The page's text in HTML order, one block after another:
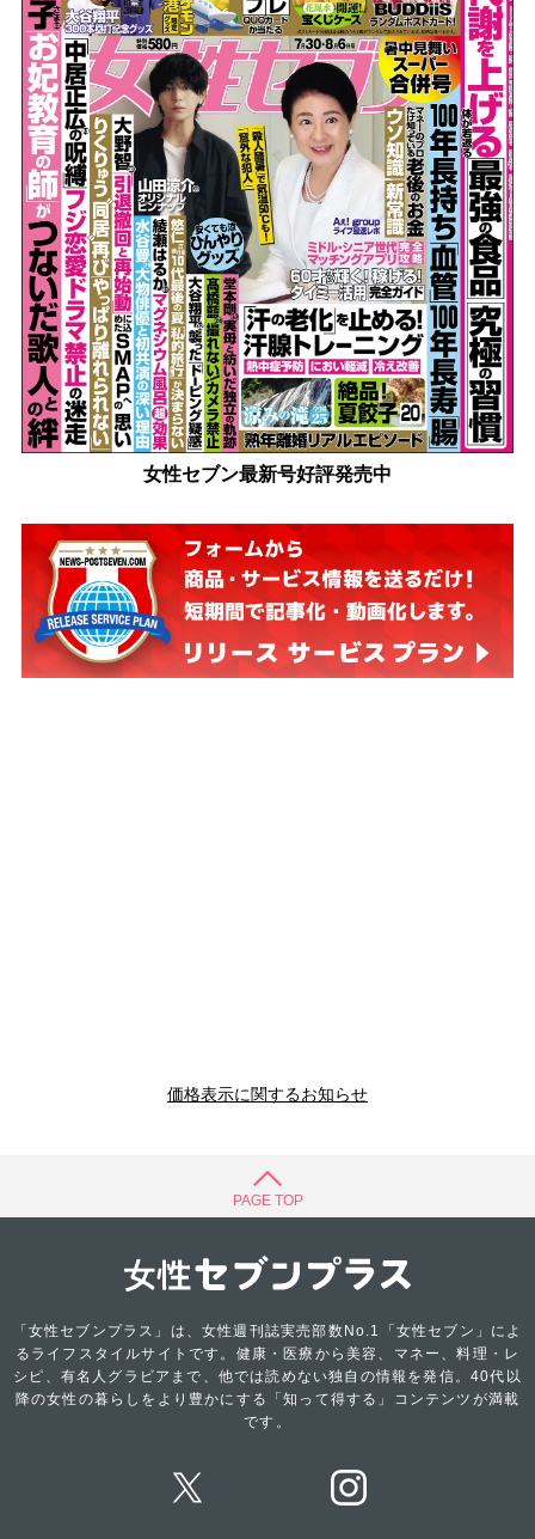
女性セブン最新号好評発売中
価格表示に関するお知らせ
PAGE TOP
「女性セブンプラス」は、女性週刊誌実売部数No.1「女性セブン」によ
るライフスタイルサイトです。健康・医療から美容、マネー、料理・レ
シピ、有名人グラビアまで、他では読めない独自の情報を発信。40代以
降の女性の暮らしをより豊かにする「知って得する」コンテンツが満載
です。